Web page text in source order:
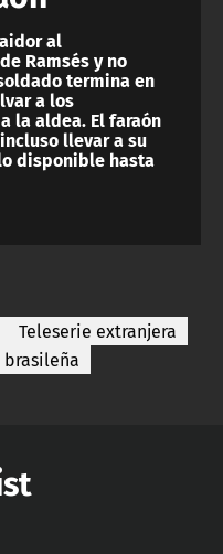
al
Ramsés y no
termina en
a los
la aldea. El faraón
llevar a su
disponible hasta
Teleserie extranjera